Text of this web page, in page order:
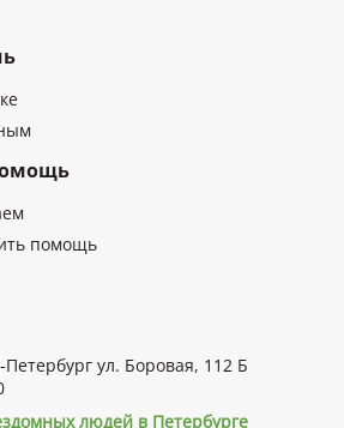
помощь
Петербург ул. Боровая, 112 Б
людей в Петербурге